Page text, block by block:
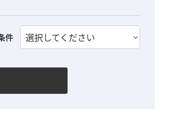
件 選択してください